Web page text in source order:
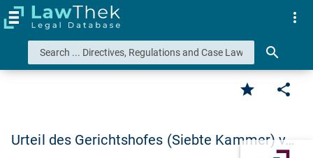
search
more_vert
star share
Urteil des Gerichtshofes (Siebte Kammer) v…